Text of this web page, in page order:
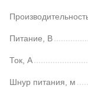
Питание, В
Ток, А
Шнур питания, м